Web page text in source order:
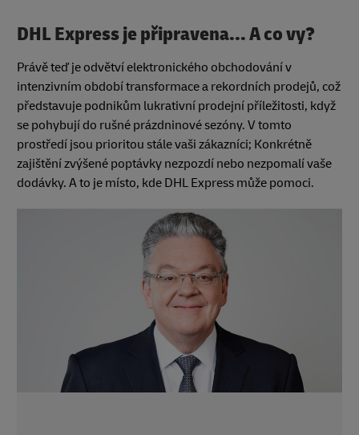
DHL Express je připravena... A co vy?
Právě teď je odvětví elektronického obchodování v
intenzivním období transformace a rekordních prodejů, což
představuje podnikům lukrativní prodejní příležitosti, když
se pohybují do rušné prázdninové sezóny. V tomto
prostředí jsou prioritou stále vaši zákazníci; Konkrétně
zajištění zvýšené poptávky nezpozdí nebo nezpomalí vaše
dodávky. A to je místo, kde DHL Express může pomoci.